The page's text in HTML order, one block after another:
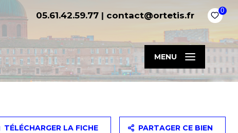
05.61.42.59.77 | contact@ortetis.fr 0
MENU
TÉLÉCHARGER LA FICHE PARTAGER CE BIEN